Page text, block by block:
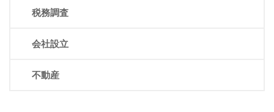
税務調査
会社設立
不動産